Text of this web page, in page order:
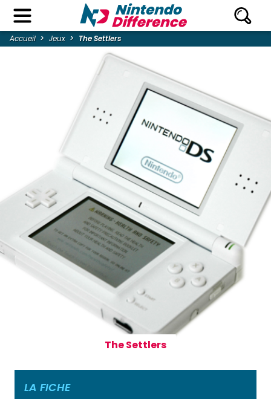
Accueil Jeux The Settlers
The Settlers
LA FICHE